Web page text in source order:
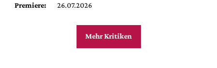
Premiere:
26.07.2026
Mehr Kritiken